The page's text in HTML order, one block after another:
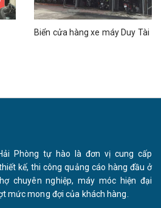
Biển cửa hàng xe máy Duy Tài
Phòng tự hào là đơn vị cung cấp
kế, thi công quảng cáo hàng đầu ở
chuyên nghiệp, máy móc hiện đại
mức mong đợi của khách hàng.